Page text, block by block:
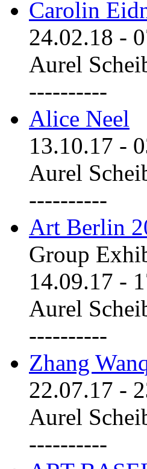
Carolin
24.02.18 -
Aurel
----------
Alice Neel
13.10.17 -
Aurel
----------
Art Berlin
Group
14.09.17 -
Aurel
----------
Zhang
22.07.17 -
Aurel
----------